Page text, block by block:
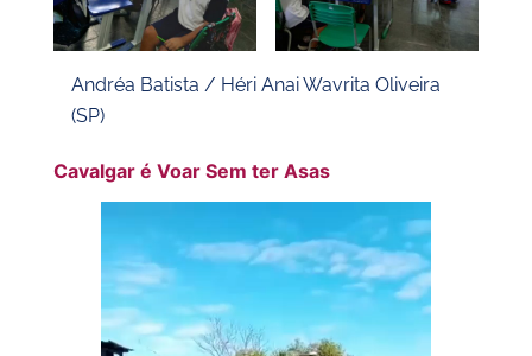
Andréa Batista / Héri Anai Wavrita Oliveira
(SP)
Cavalgar é Voar Sem ter Asas